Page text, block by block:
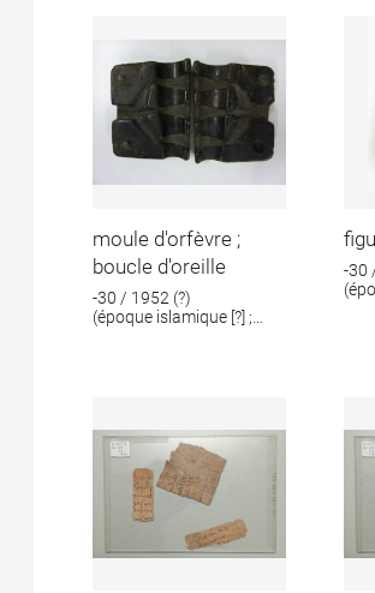
moule d'orfèvre ;
boucle d'oreille
-30 / 1952 (?)
(époque islamique [?] ;
-30